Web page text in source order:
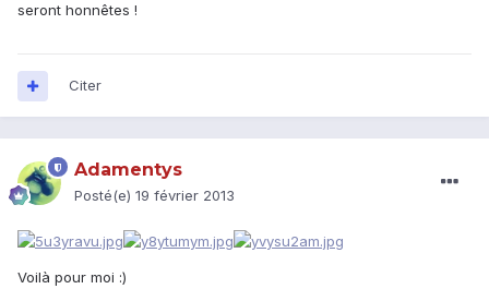
seront honnêtes !
Citer
Adamentys
Posté(e) 19 février 2013
Voilà pour moi :)